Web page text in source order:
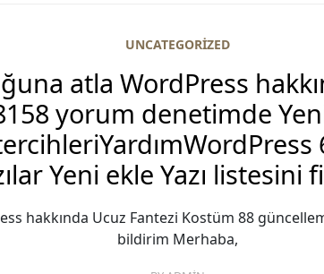
UNCATEGORIZED
atla WordPress
yorum denetimde
Yeni ekle Yazı listesini
hakkında Ucuz Fantezi Kostüm 88
bildirim Merhaba,